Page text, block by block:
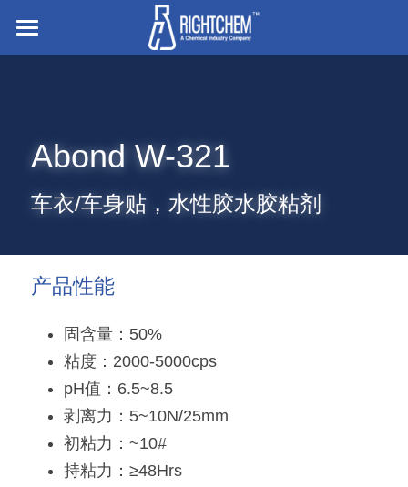
业务与产品
压敏胶
硅橡胶
食品/纺织/工业/医疗用助剂
杀菌防腐和罐内保护剂
增稠剂和分散剂
纺织助剂
白炭黑
粉末涂料树脂
硅油
招贤纳士
简体中文
English
联系我们
Abond W-321
车衣/车身贴，水性胶水胶粘剂
产品性能
固含量：50%
粘度：2000-5000cps
pH值：6.5~8.5
剥离力：5~10N/25mm
初粘力：~10#
持粘力：≥48Hrs